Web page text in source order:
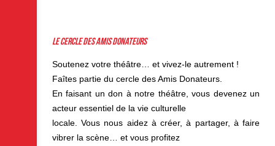
Le cercle des Amis Donateurs
Soutenez votre théâtre… et vivez-le autrement !
Faîtes partie du cercle des Amis Donateurs.
En faisant un don à notre théâtre, vous devenez un
acteur essentiel de la vie culturelle
locale. Vous nous aidez à créer, à partager, à faire
vibrer la scène… et vous profitez